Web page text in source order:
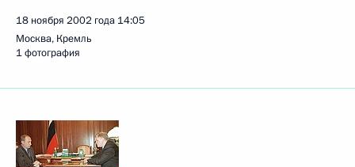
18 ноября 2002 года 14:05
Москва, Кремль
1 фотография